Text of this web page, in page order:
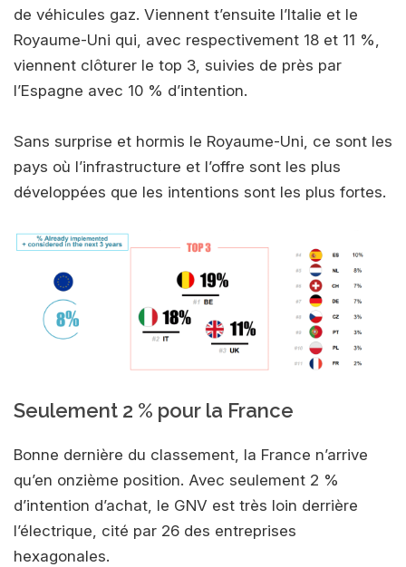
de véhicules gaz. Viennent t’ensuite l’Italie et le
Royaume-Uni qui, avec respectivement 18 et 11 %,
viennent clôturer le top 3, suivies de près par
l’Espagne avec 10 % d’intention.
Sans surprise et hormis le Royaume-Uni, ce sont les
pays où l’infrastructure et l’offre sont les plus
développées que les intentions sont les plus fortes.
Seulement 2 % pour la France
Bonne dernière du classement, la France n’arrive
qu’en onzième position. Avec seulement 2 %
d’intention d’achat, le GNV est très loin derrière
l’électrique, cité par 26 des entreprises
hexagonales.